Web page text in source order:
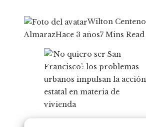
Wilton Centeno
AlmarazHace 3 años7 Mins Read